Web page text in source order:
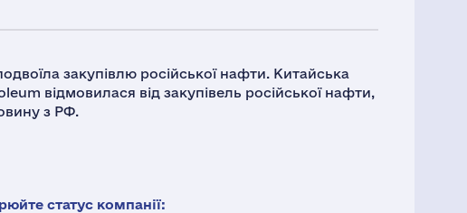
закупівлю російської нафти. Китайська
відмовилася від закупівель російської нафти,
з РФ.
статус компанії: